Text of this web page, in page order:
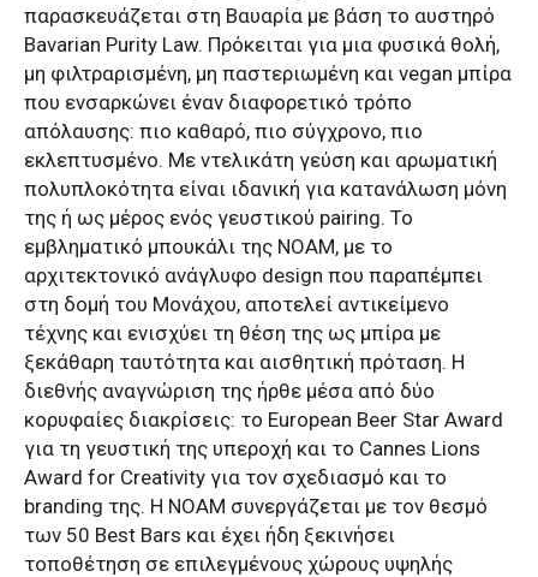
παρασκευάζεται στη Βαυαρία με βάση το αυστηρό
Bavarian Purity Law. Πρόκειται για μια φυσικά θολή,
μη φιλτραρισμένη, μη παστεριωμένη και vegan μπίρα
που ενσαρκώνει έναν διαφορετικό τρόπο
απόλαυσης: πιο καθαρό, πιο σύγχρονο, πιο
εκλεπτυσμένο. Με ντελικάτη γεύση και αρωματική
πολυπλοκότητα είναι ιδανική για κατανάλωση μόνη
της ή ως μέρος ενός γευστικού pairing. Το
εμβληματικό μπουκάλι της NOAM, με το
αρχιτεκτονικό ανάγλυφο design που παραπέμπει
στη δομή του Μονάχου, αποτελεί αντικείμενο
τέχνης και ενισχύει τη θέση της ως μπίρα με
ξεκάθαρη ταυτότητα και αισθητική πρόταση. Η
διεθνής αναγνώριση της ήρθε μέσα από δύο
κορυφαίες διακρίσεις: το European Beer Star Award
για τη γευστική της υπεροχή και το Cannes Lions
Award for Creativity για τον σχεδιασμό και το
branding της. Η NOAM συνεργάζεται με τον θεσμό
των 50 Best Bars και έχει ήδη ξεκινήσει
τοποθέτηση σε επιλεγμένους χώρους υψηλής